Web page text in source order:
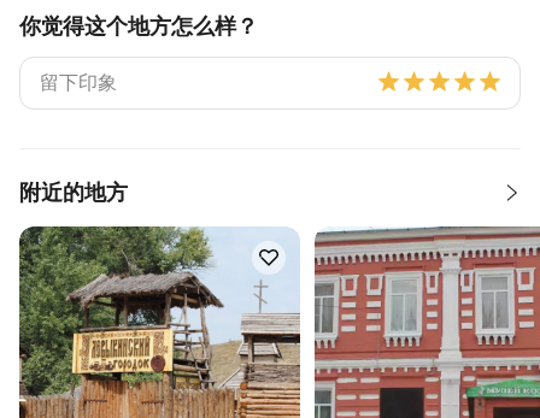
你觉得这个地方怎么样？
附近的地方